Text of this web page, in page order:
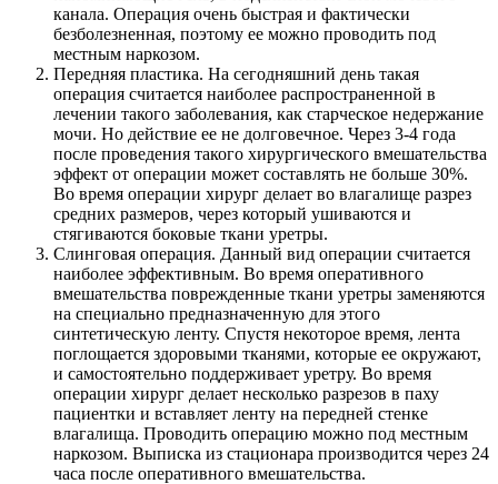
канала. Операция очень быстрая и фактически
безболезненная, поэтому ее можно проводить под
местным наркозом.
Передняя пластика. На сегодняшний день такая
операция считается наиболее распространенной в
лечении такого заболевания, как старческое недержание
мочи. Но действие ее не долговечное. Через 3-4 года
после проведения такого хирургического вмешательства
эффект от операции может составлять не больше 30%.
Во время операции хирург делает во влагалище разрез
средних размеров, через который ушиваются и
стягиваются боковые ткани уретры.
Слинговая операция. Данный вид операции считается
наиболее эффективным. Во время оперативного
вмешательства поврежденные ткани уретры заменяются
на специально предназначенную для этого
синтетическую ленту. Спустя некоторое время, лента
поглощается здоровыми тканями, которые ее окружают,
и самостоятельно поддерживает уретру. Во время
операции хирург делает несколько разрезов в паху
пациентки и вставляет ленту на передней стенке
влагалища. Проводить операцию можно под местным
наркозом. Выписка из стационара производится через 24
часа после оперативного вмешательства.